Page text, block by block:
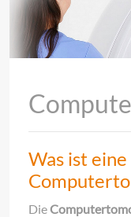
Was ist eine
Die